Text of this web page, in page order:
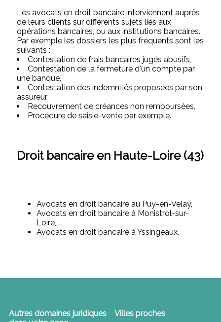
Les avocats en droit bancaire interviennent auprès
de leurs clients sur différents sujets liés aux
opérations bancaires, ou aux institutions bancaires.
Par exemple les dossiers les plus fréquents sont les
suivants :
Contestation de frais bancaires jugés abusifs,
Contestation de la fermeture d'un compte par
une banque,
Contestation des indemnités proposées par son
assureur,
Recouvrement de créances non remboursées,
Procédure de saisie-vente par exemple.
Droit bancaire en Haute-Loire (43)
Avocats en droit bancaire au Puy-en-Velay,
Avocats en droit bancaire à Monistrol-sur-
Loire,
Avocats en droit bancaire à Yssingeaux.
Autres domaines juridiques
Villes proches